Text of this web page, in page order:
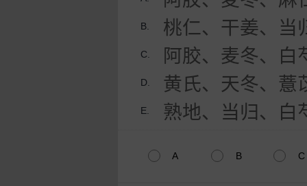
B. 桃仁、干姜、当
C. 阿胶、麦冬、白
D. 黄氏、天冬、薏
E. 熟地、当归、白
A B C